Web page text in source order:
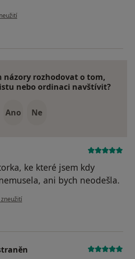
uživatele Pacient
názory rozhodovat o tom,
nebo ordinaci navštívit?
Ano Ne
ke které jsem kdy
ani bych neodešla.
uživatele Pacient